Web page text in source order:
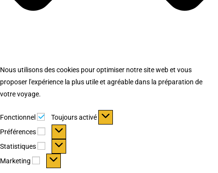
Nous utilisons des cookies pour optimiser notre site web et vous
proposer l'expérience la plus utile et agréable dans la préparation de
votre voyage.
Fonctionnel Fonctionnel
Toujours activé
Préférences
Préférences
Statistiques Statistiques
Marketing Marketing